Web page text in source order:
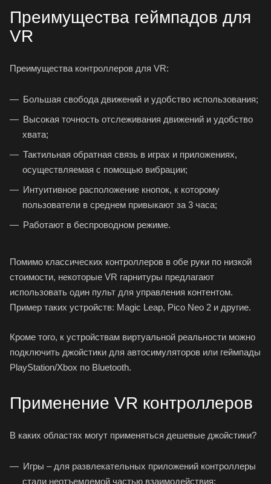
Преимущества геймпадов для
VR
Преимущества контроллеров для VR:
Большая свобода движений и удобство использования;
Высокая точность отслеживания движений и удобство
хвата;
Тактильная обратная связь в играх и приложениях,
осуществляемая с помощью вибрации;
Интуитивное расположение кнопок, к которому
пользователи в среднем привыкают за 3 часа;
Работают в беспроводном режиме.
Помимо классических контроллеров в обе руки по низкой
стоимости, некоторые VR гарнитуры предлагают
использовать один пульт для управления контентом.
Пример таких устройств: Magic Leap, Pico Neo 2 и другие.
Кроме того, к устройствам виртуальной реальности можно
подключить джойстики для автосимуляторов или геймпады
PlayStation/Xbox по Bluetooth.
Применение VR контроллеров
В каких областях могут применяться дешевые джойстики?
Игры – для развлекательных приложений контроллеры
стали неотъемлемой частью взаимодействия;